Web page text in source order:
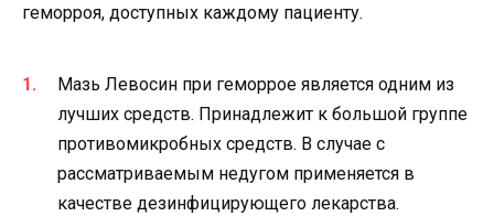
геморроя, доступных каждому пациенту.
Мазь Левосин при геморрое является одним из
лучших средств. Принадлежит к большой группе
противомикробных средств. В случае с
рассматриваемым недугом применяется в
качестве дезинфицирующего лекарства.